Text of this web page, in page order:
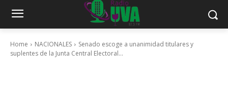
Home NACIONALES
Senado escoge a unanimidad titulares y
suplentes de la Junta Central Electoral...